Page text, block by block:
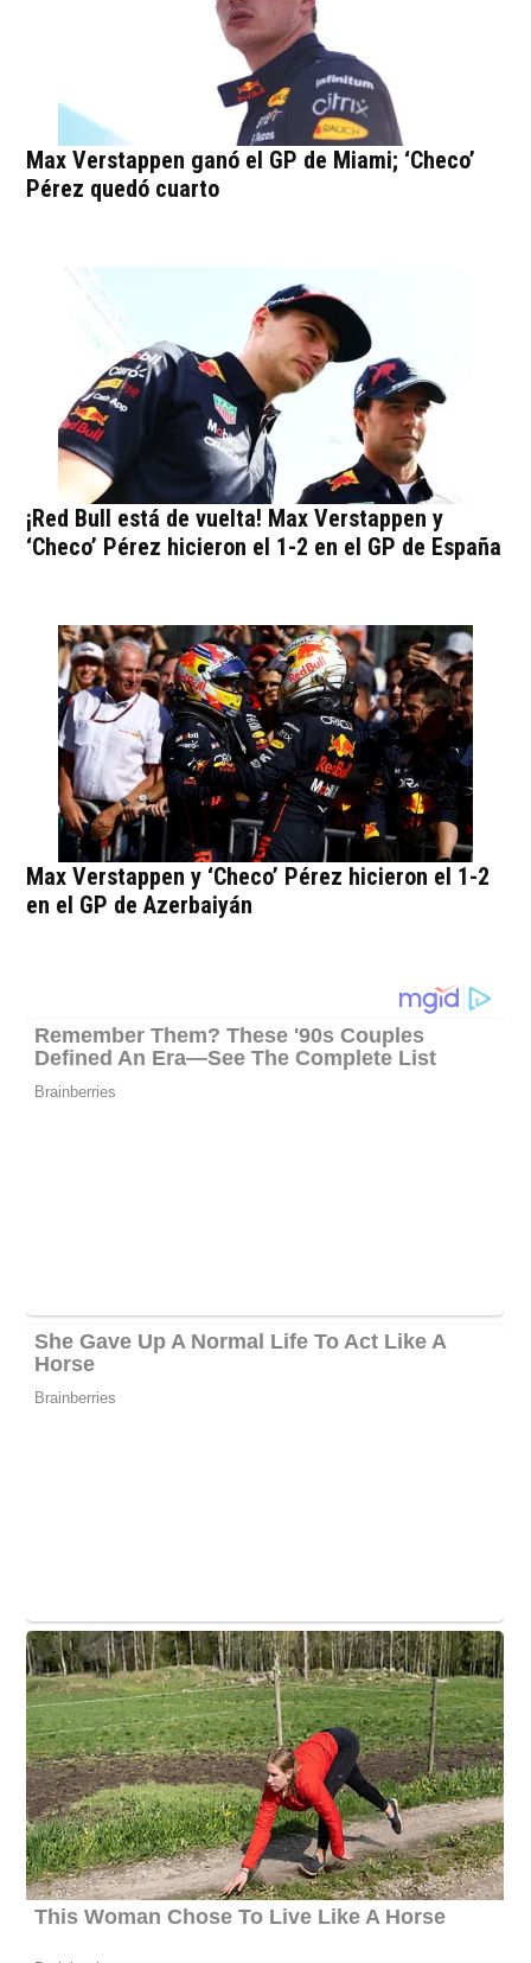
Max Verstappen ganó el GP de Miami; ‘Checo’
Pérez quedó cuarto
¡Red Bull está de vuelta! Max Verstappen y
‘Checo’ Pérez hicieron el 1-2 en el GP de España
Max Verstappen y ‘Checo’ Pérez hicieron el 1-2
en el GP de Azerbaiyán